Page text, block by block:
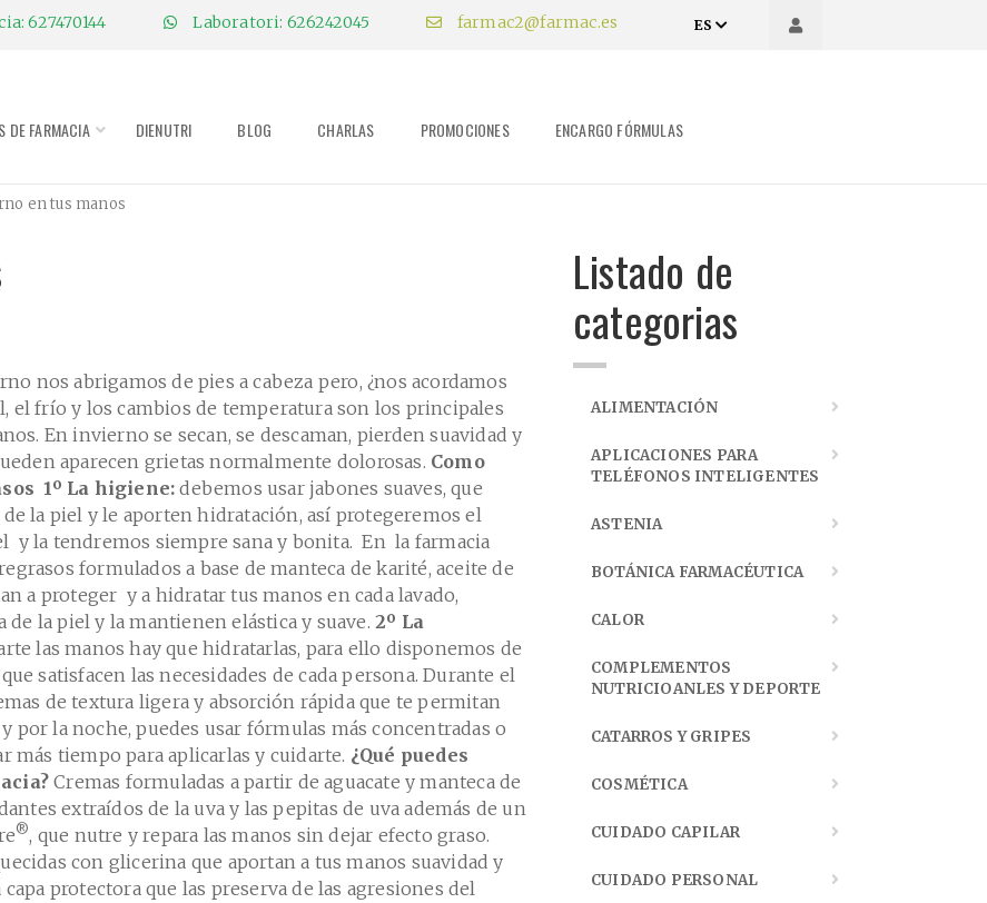
627470144 Laboratori: 626242045 farmac2@farmac.es ES
DE FARMACIA DIENUTRI BLOG CHARLAS PROMOCIONES ENCARGO FÓRMULAS
en tus manos
nos abrigamos de pies a cabeza pero, ¿nos acordamos
el frío y los cambios de temperatura son los principales
En invierno se secan, se descaman, pierden suavidad y
aparecen grietas normalmente dolorosas. Como
1º La higiene: debemos usar jabones suaves, que
la piel y le aporten hidratación, así protegeremos el
la tendremos siempre sana y bonita. En la farmacia
formulados a base de manteca de karité, aceite de
a proteger y a hidratar tus manos en cada lavado,
de la piel y la mantienen elástica y suave.2º La
las manos hay que hidratarlas, para ello disponemos de
satisfacen las necesidades de cada persona. Durante el
de textura ligera y absorción rápida que te permitan
por la noche, puedes usar fórmulas más concentradas o
más tiempo para aplicarlas y cuidarte. ¿Qué puedes
Cremas formuladas a partir de aguacate y manteca de
extraídos de la uva y las pepitas de uva además de un
®, que nutre y repara las manos sin dejar efecto graso.
con glicerina que aportan a tus manos suavidad y
protectora que las preserva de las agresiones del
Listado de
categorias
ALIMENTACIÓN
APLICACIONES PARA
TELÉFONOS INTELIGENTES
ASTENIA
BOTÁNICA FARMACÉUTICA
CALOR
COMPLEMENTOS
NUTRICIOANLES Y DEPORTE
CATARROS Y GRIPES
COSMÉTICA
CUIDADO CAPILAR
CUIDADO PERSONAL